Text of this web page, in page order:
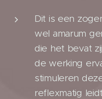
Dit is een
wel amarum
die het bevat
de werking
stimuleren
reflexmatig